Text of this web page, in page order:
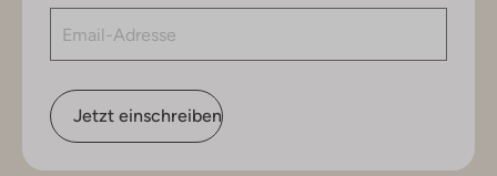
Jetzt einschreiben